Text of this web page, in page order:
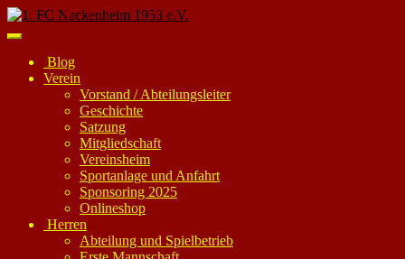
Skip
to
content
Toggle
navigationBlog
Verein
Vorstand / Abteilungsleiter
Geschichte
Satzung
Mitgliedschaft
Vereinsheim
Sportanlage und Anfahrt
Sponsoring 2025
Onlineshop
Herren
Abteilung und Spielbetrieb